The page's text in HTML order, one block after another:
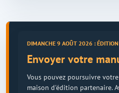
DIMANCHE 9 AOÛT 2026 : ÉDITION
Envoyer votre
Vous pouvez poursuivre
maison d'édition partenaire.